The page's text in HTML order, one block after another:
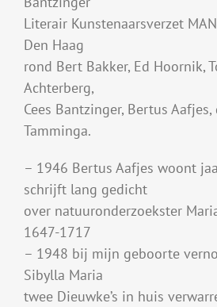
Literair Kunstenaarsverzet
Den Haag
rond Bert Bakker, Ed Hoornik,
Achterberg,
Cees Bantzinger, Bertus
Tamminga.
– 1946 Bertus Aafjes woont
schrijft lang gedicht
over natuuronderzoekster
1647-1717
– 1948 bij mijn geboorte
Sibylla Maria
twee Dieuwke’s in huis